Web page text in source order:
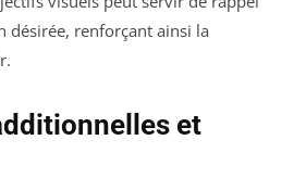
désirée, renforçant ainsi la
et